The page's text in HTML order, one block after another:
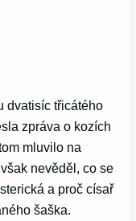
dvatisíc třicátého
zpráva o kozích
mluvilo na
nevěděl, co se
a proč císař
šaška.